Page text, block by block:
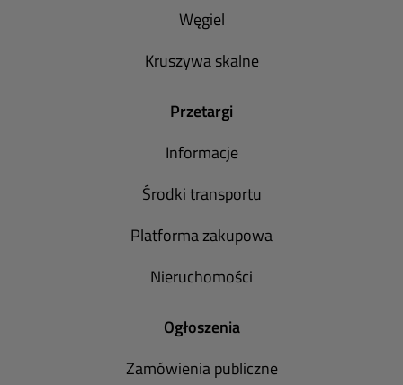
Węgiel
Kruszywa skalne
Przetargi
Informacje
Środki transportu
Platforma zakupowa
Nieruchomości
Ogłoszenia
Zamówienia publiczne